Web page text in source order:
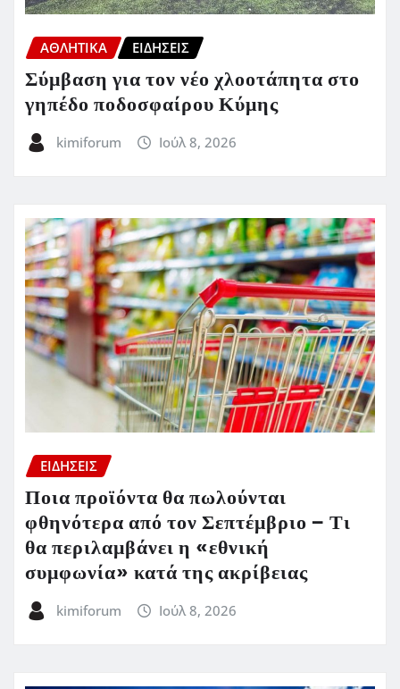
ΑΘΛΗΤΙΚΑ ΕΙΔΗΣΕΙΣ
Σύμβαση για τον νέο χλοοτάπητα στο
γηπέδο ποδοσφαίρου Κύμης
kimiforum Ιούλ 8, 2026
ΕΙΔΗΣΕΙΣ
Ποια προϊόντα θα πωλούνται
φθηνότερα από τον Σεπτέμβριο – Τι
θα περιλαμβάνει η «εθνική
συμφωνία» κατά της ακρίβειας
kimiforum Ιούλ 8, 2026